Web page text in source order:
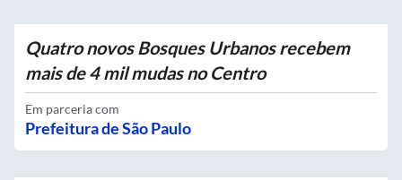
Quatro novos Bosques Urbanos recebem
mais de 4 mil mudas no Centro
Em parceria com
Prefeitura de São Paulo